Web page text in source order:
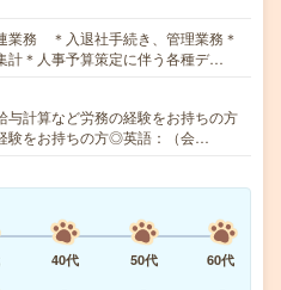
業務 ＊入退社手続き、管理業務＊
計＊人事予算策定に伴う各種デ…
計算など労務の経験をお持ちの方
験をお持ちの方◎英語：（会…
40代 50代
60代